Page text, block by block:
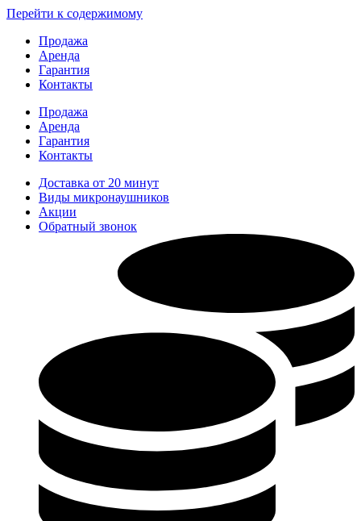
Перейти к содержимому
Продажа
Аренда
Гарантия
Контакты
Продажа
Аренда
Гарантия
Контакты
Доставка от 20 минут
Виды микронаушников
Акции
Обратный звонок